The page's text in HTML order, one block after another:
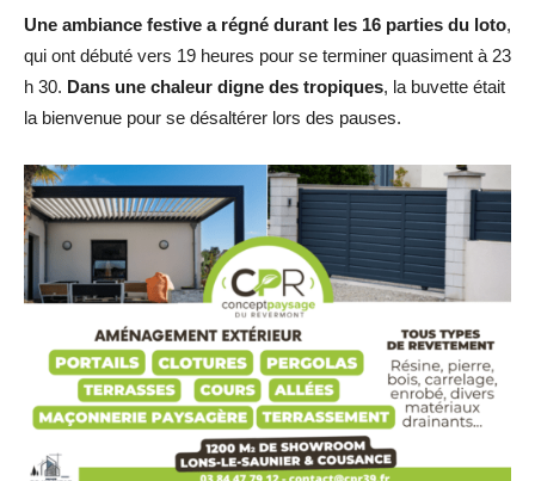
Une ambiance festive a régné durant les 16 parties du loto,
qui ont débuté vers 19 heures pour se terminer quasiment à 23
h 30. Dans une chaleur digne des tropiques, la buvette était
la bienvenue pour se désaltérer lors des pauses.